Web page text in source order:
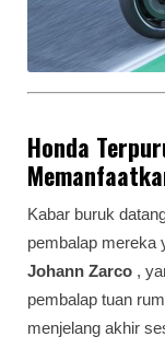
Honda
Kabar buruk
pembalap mereka
Johann Zarco ,
pembalap tuan
menjelang akhir